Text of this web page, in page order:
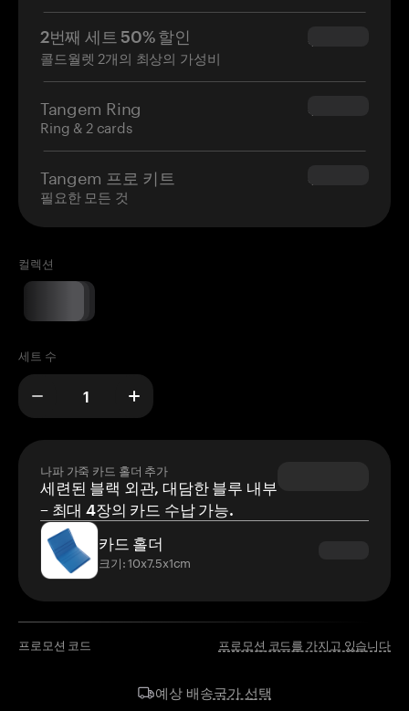
2번째 세트 50% 할인
콜드월렛 2개의 최상의 가성비
$34.95
Tangem Ring
Ring & 2 cards
$160.00
Tangem 프로 키트
필요한 모든 것
$180.00
컬렉션
세트 수
나파 가죽 카드 홀더 추가
세련된 블랙 외관, 대담한 블루 내부
– 최대 4장의 카드 수납 가능.
카드 홀더
크기: 10x7.5x1cm
프로모션 코드 프로모션 코드를 가지고 있습니다
예상 배송국가 선택